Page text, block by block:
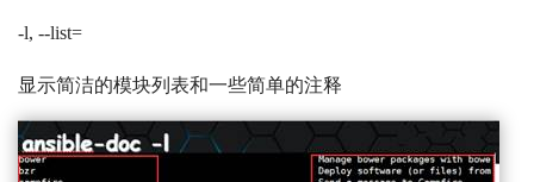
-l, --list=
显示简洁的模块列表和一些简单的注释